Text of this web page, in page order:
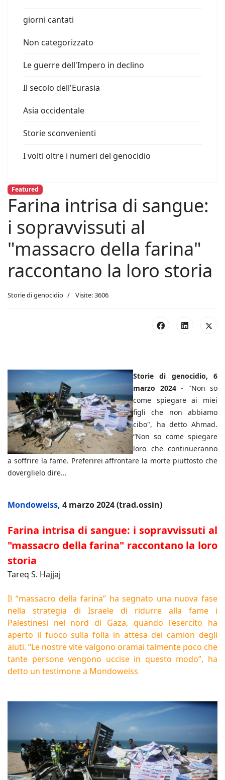
giorni cantati
Non categorizzato
Le guerre dell'Impero in declino
Il secolo dell'Eurasia
Asia occidentale
Storie sconvenienti
I volti oltre i numeri del genocidio
Featured
Farina intrisa di sangue:
i sopravvissuti al
"massacro della farina"
raccontano la loro storia
Storie di genocidio Visite: 3606
Storie di genocidio, 6
marzo 2024 - "Non so
come spiegare ai miei
figli che non abbiamo
cibo", ha detto Ahmad.
“Non so come spiegare
loro che continueranno
a soffrire la fame. Preferirei affrontare la morte piuttosto che
doverglielo dire...
Mondoweiss, 4 marzo 2024 (trad.ossin)
Farina intrisa di sangue: i sopravvissuti al
"massacro della farina" raccontano la loro
storia
Tareq S. Hajjaj
Il “massacro della farina” ha segnato una nuova fase
nella strategia di Israele di ridurre alla fame i
Palestinesi nel nord di Gaza, quando l'esercito ha
aperto il fuoco sulla folla in attesa dei camion degli
aiuti. “Le nostre vite valgono oramai talmente poco che
tante persone vengono uccise in questo modo”, ha
detto un testimone a Mondoweiss